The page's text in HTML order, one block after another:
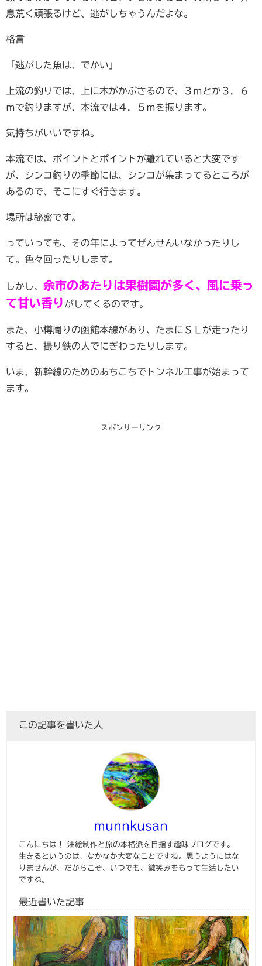
息荒く頑張るけど、逃がしちゃうんだよな。
格言
「逃がした魚は、でかい」
上流の釣りでは、上に木がかぶさるので、３ｍとか３．６
ｍで釣りますが、本流では４．５ｍを振ります。
気持ちがいいですね。
本流では、ポイントとポイントが離れていると大変です
が、シンコ釣りの季節には、シンコが集まってるところが
あるので、そこにすぐ行きます。
場所は秘密です。
っていっても、その年によってぜんせんいなかったりし
て。色々回ったりします。
しかし、 余市のあたりは果樹園が多く、風に乗っ
て甘い香り がしてくるのです。
また、小樽周りの函館本線があり、たまにＳＬが走ったり
すると、撮り鉄の人でにぎわったりします。
いま、新幹線のためのあちこちでトンネル工事が始まって
ます。
スポンサーリンク
この記事を書いた人
munnkusan
こんにちは！ 油絵制作と旅の本格派を目指す趣味ブログです。
生きるというのは、なかなか大変なことですね。思うようにはな
りませんが、だからこそ、いつでも、微笑みをもって生活したい
ですね。
最近書いた記事